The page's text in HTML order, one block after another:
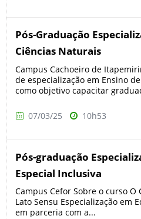
Pós-Graduação
Ciências Naturais
Campus Cachoeiro de
de especialização em Ensino
como objetivo capacitar
07/03/25 10h53
Pós-graduação
Especial Inclusiva
Campus Cefor Sobre o curso O
Lato Sensu Especialização em
em parceria com a...